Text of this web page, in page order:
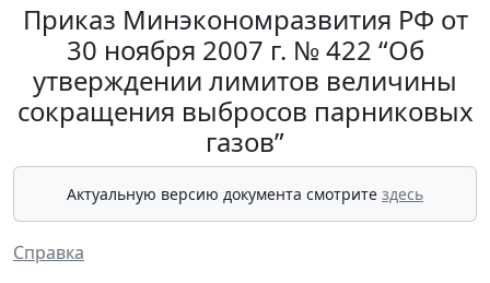
Приказ Минэкономразвития РФ от
30 ноября 2007 г. № 422 “Об
утверждении лимитов величины
сокращения выбросов парниковых
газов”
Актуальную версию документа смотрите здесь
Справка